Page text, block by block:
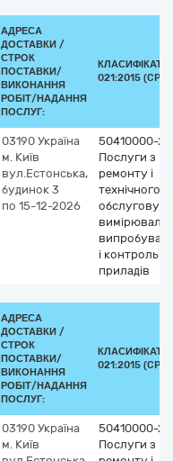
АДРЕСА
ДОСТАВКИ /
СТРОК
ПОСТАВКИ/
ВИКОНАННЯ
РОБІТ/НАДАННЯ
ПОСЛУГ:
021:2015 (CPV)
03190 Україна
м. Київ
вул.Естонська,
будинок 3
по 15-12-2026
50410000-2
Послуги з
ремонту і
технічного
і
приладів
АДРЕСА
ДОСТАВКИ /
СТРОК
ПОСТАВКИ/
ВИКОНАННЯ
РОБІТ/НАДАННЯ
ПОСЛУГ:
021:2015 (CPV)
03190 Україна
м. Київ
50410000-2
Послуги з